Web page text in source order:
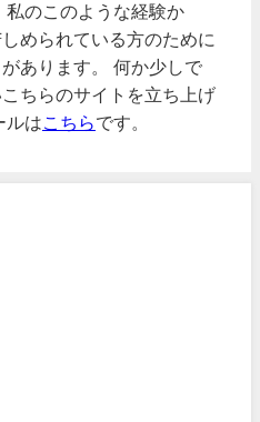
私のこのような経験か
められている方のために
あります。 何か少しで
ちらのサイトを立ち上げ
ルは こちらです。